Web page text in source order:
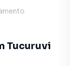
Tucuruvi